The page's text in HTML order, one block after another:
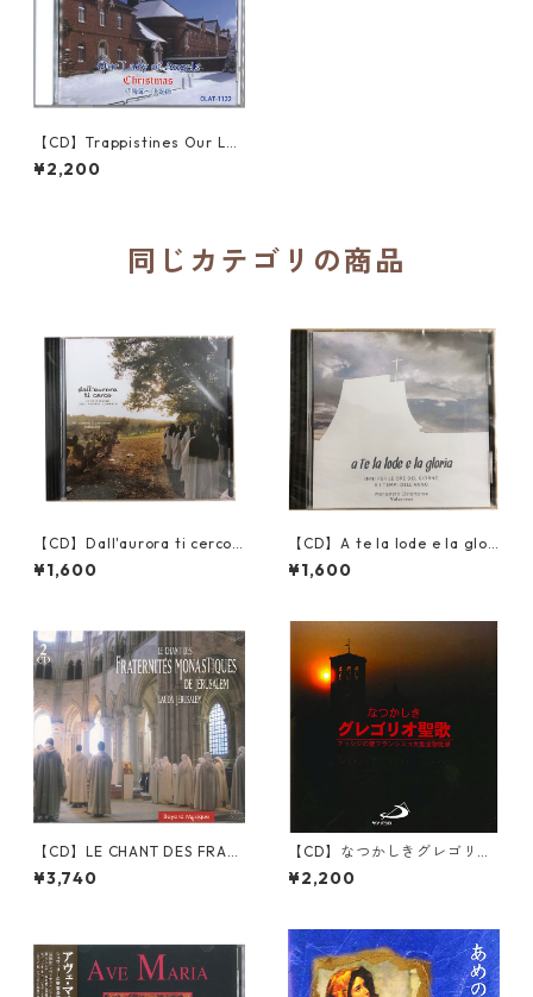
【CD】Trappistines Our Lad
y of Angels Christmas 待降
節～降誕節／函館トラピスチ
¥2,200
同じカテゴリの商品
【CD】Dall'aurora ti cerco
夜明けに私はあなたを探し求
める／厳律シトー会ヴァルセ
se di Nostra Signora di Vals
erena）
¥1,600
【CD】A te la lode e la glori
a あなたに賛美と栄光／厳律シ
トー会ヴァルセレーナの聖母
gnora di Valserena）
¥1,600
【CD】LE CHANT DES FRATE
RNITES MONASTIQUES DE J
ERUSALEM
¥3,740
【CD】なつかしきグレゴリオ
聖歌／アッシジの聖フランシ
スコ大聖堂聖歌隊
¥2,200